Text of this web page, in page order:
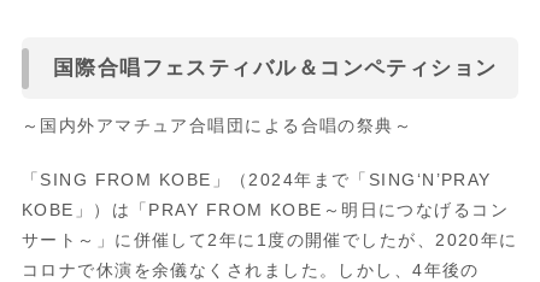
国際合唱フェスティバル＆コンペティション
～国内外アマチュア合唱団による合唱の祭典～
「SING FROM KOBE」（2024年まで「SING‘N ’PRAY
KOBE」）は
「 PRAY FROM KOBE～明日につなげるコン
サート～
」に併催して2年に 1度の開催でしたが、2020年に
コロナで休演を余儀なくされました。しかし、4年後の